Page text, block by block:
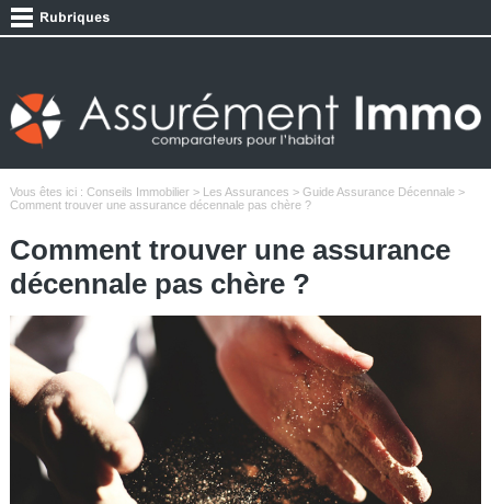
Vous êtes ici : Conseils Immobilier> Les Assurances > Guide Assurance Décennale>
Comment trouver une assurance décennale pas chère ?
Comment trouver une assurance
décennale pas chère ?